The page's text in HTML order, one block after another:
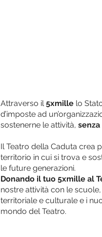
Attraverso il5xmille lo
d’imposte ad
sostenerne le attività,
Il Teatro della Caduta crea
territorio in cui si trova e
le future generazioni.
Donando il tuo 5xmille al
nostre attività con le
territoriale e culturale e i
mondo del Teatro.